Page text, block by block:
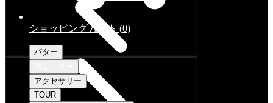
ショッピングカート (0)
パター
アクセサリー
TOUR